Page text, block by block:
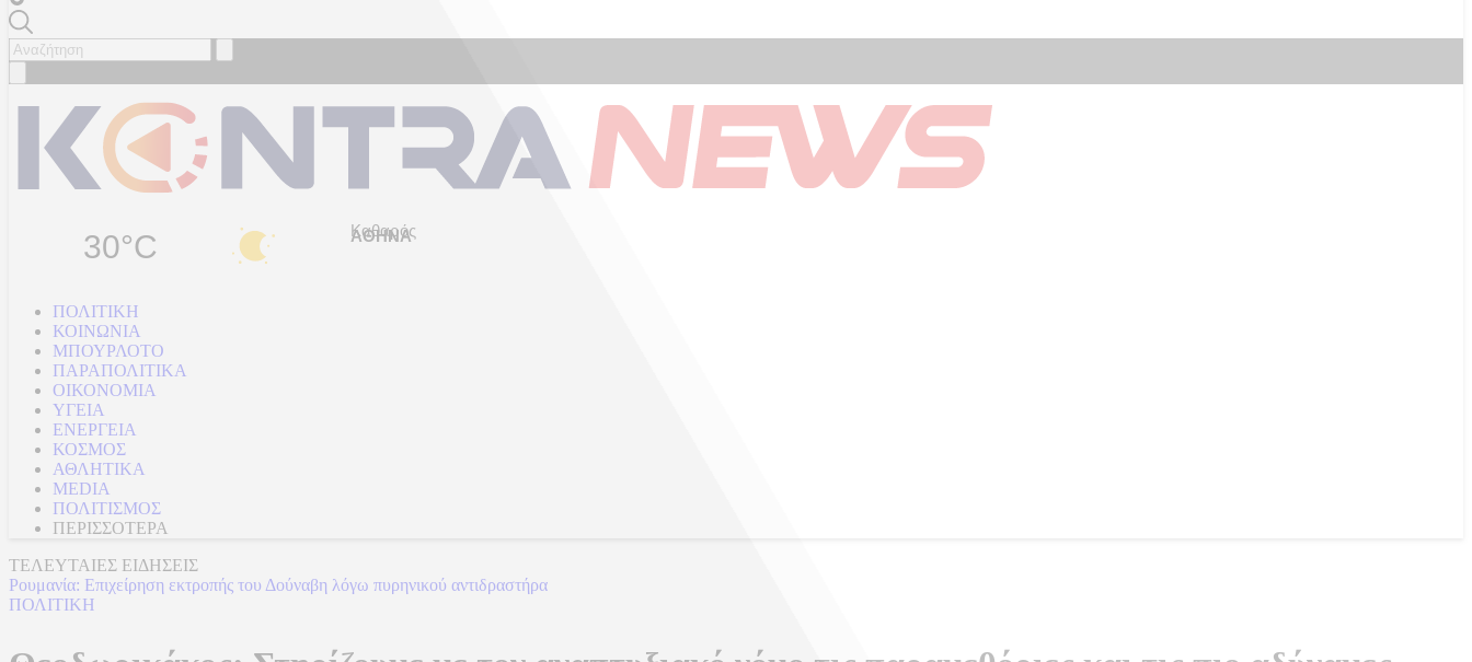
30°C Καθαρός
ΠΟΛΙΤΙΚΗ
ΚΟΙΝΩΝΙΑ
ΜΠΟΥΡΛΟΤΟ
ΠΑΡΑΠΟΛΙΤΙΚΑ
ΟΙΚΟΝΟΜΙΑ
ΥΓΕΙΑ
ΕΝΕΡΓΕΙΑ
ΚΟΣΜΟΣ
ΑΘΛΗΤΙΚΑ
MEDIA
ΠΟΛΙΤΙΣΜΟΣ
ΠΕΡΙΣΣΟΤΕΡΑ
ΤΕΛΕΥΤΑΙΕΣ ΕΙΔΗΣΕΙΣ
Ρουμανία: Επιχείρηση εκτροπής του Δούναβη λόγω πυρηνικού αντιδραστήρα
Υπ. Παιδείας: Αυτές είναι οι 95 ειδικότητες και τα 860 τμήματα των ΣΑΕΚ